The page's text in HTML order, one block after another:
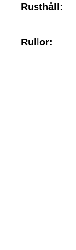
Rusthåll:
Rullor: